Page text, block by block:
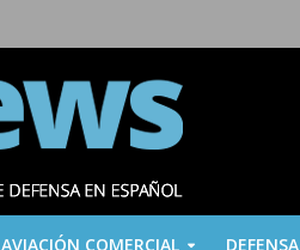
AVIACIÓN COMERCIAL DEFENSA